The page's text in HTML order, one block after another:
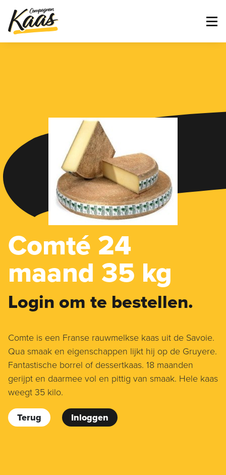
Comté 24
maand 35 kg
Login om te bestellen.
Comte is een Franse rauwmelkse kaas uit de Savoie.
Qua smaak en eigenschappen lijkt hij op de Gruyere.
Fantastische borrel of dessertkaas. 18 maanden
gerijpt en daarmee vol en pittig van smaak. Hele kaas
weegt 35 kilo.
Terug Inloggen